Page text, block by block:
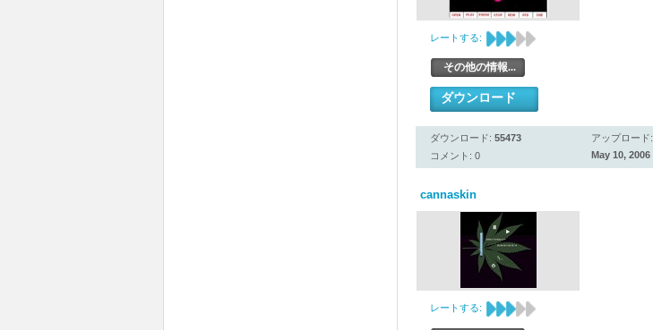
レートする:
その他の情報...
ダウンロード
ダウンロード: 55473
コメント: 0
アップロード:
May 10, 2006
cannaskin
レートする: